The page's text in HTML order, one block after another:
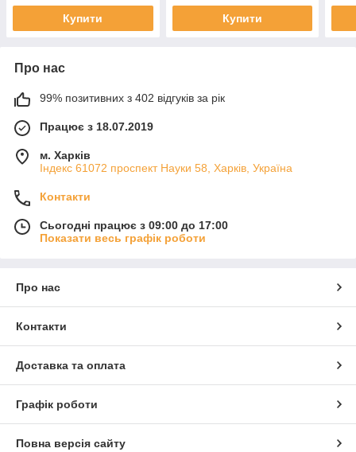
Купити Купити
Про нас
99% позитивних з 402 відгуків за рік
Працює з 18.07.2019
м. Харків
Індекс 61072 проспект Науки 58, Харків, Україна
Контакти
Сьогодні працює з 09:00 до 17:00
Показати весь графік роботи
Про нас
Контакти
Доставка та оплата
Графік роботи
Повна версія сайту